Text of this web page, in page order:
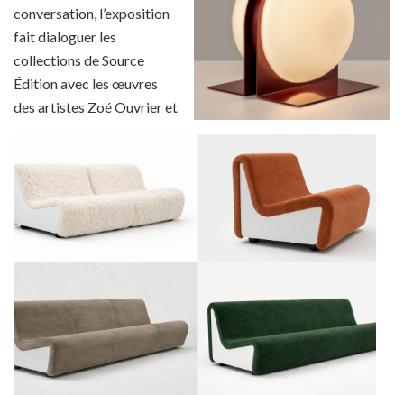
conversation, l’exposition
fait dialoguer les
collections de Source
Édition avec les œuvres
des artistes Zoé Ouvrier et